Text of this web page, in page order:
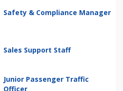
Safety & Compliance Manager
Sales Support Staff
Junior Passenger Traffic
Officer